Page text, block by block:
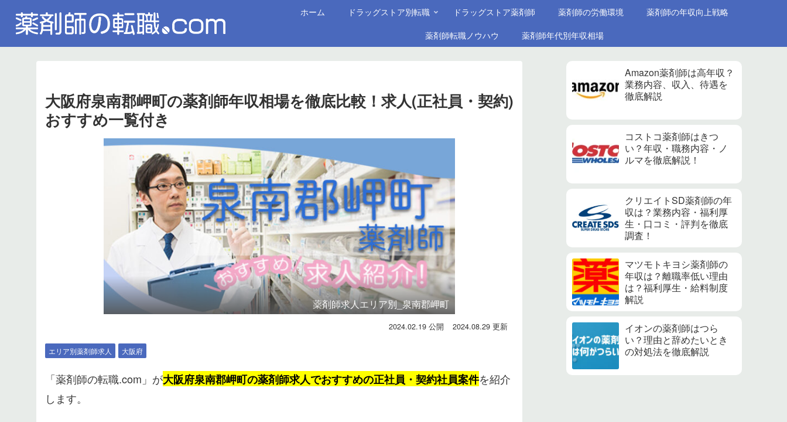
ホーム ドラッグストア別転職 ドラッグストア薬剤師 薬剤師の労働環境
薬剤師の年収向上戦略
薬剤師転職ノウハウ
薬剤師年代別年収相場
大阪府泉南郡岬町の薬剤師年収相場を徹底比較！求人(正社員・契約)
おすすめ一覧付き
薬剤師求人エリア別_泉南郡岬町
2024.02.19 2024.08.29
エリア別薬剤師求人 大阪府
「薬剤師の転職.com」が大阪府泉南郡岬町の薬剤師求人でおすすめの正社員・契約社員案件を紹介
します。
Amazon薬剤師は高年収？
業務内容、収入、待遇を
徹底解説
コストコ薬剤師はきつ
い？年収・職務内容・ノ
ルマを徹底解説！
クリエイトSD薬剤師の年
収は？業務内容・福利厚
生・口コミ・評判を徹底
調査！
マツモトキヨシ薬剤師の
年収は？離職率低い理由
は？福利厚生・給料制度
解説
イオンの薬剤師はつら
い？理由と辞めたいとき
の対処法を徹底解説